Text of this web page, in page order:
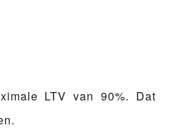
LTV van 90%. Dat